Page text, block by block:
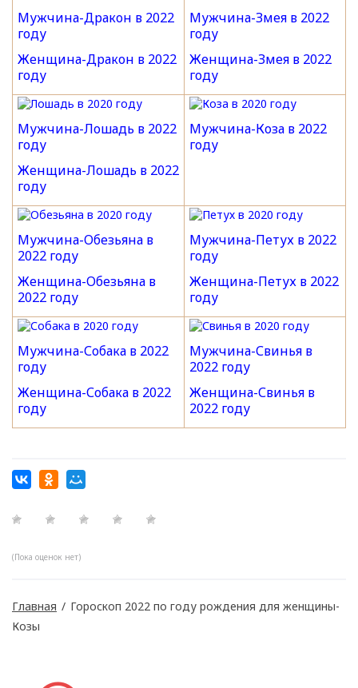
Мужчина-Дракон в 2022
году
Женщина-Дракон в 2022
году
Мужчина-Змея в 2022
году
Женщина-Змея в 2022
году
Мужчина-Лошадь в 2022
году
Женщина-Лошадь в 2022
году
Мужчина-Коза в 2022
году
Мужчина-Обезьяна в
2022 году
Женщина-Обезьяна в
2022 году
Мужчина-Петух в 2022
году
Женщина-Петух в 2022
году
Мужчина-Собака в 2022
году
Женщина-Собака в 2022
году
Мужчина-Свинья в
2022 году
Женщина-Свинья в
2022 году
(Пока оценок нет)
Главная / Гороскоп 2022 по году рождения для женщины-
Козы